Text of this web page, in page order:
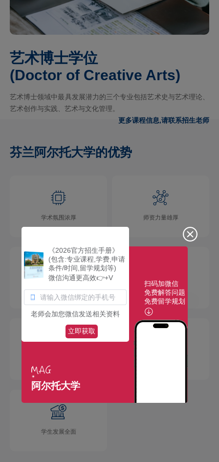
艺术博士学位
(Doctor of Creative Arts)
艺术博士领域中最具发展潜力的三个专业包括艺术史与艺术理论、
艺术创作与实践、艺术与文化管理。
更多课程信息,请联系招生老师
芬兰阿尔托大学的优势
学术氛围浓厚 师资力量雄厚
校园环境优美 社团活动多彩
学生发展全面
《2026官方招生手册》
(包含:专业课程,学费,申请
条件/时间,留学规划等)
微信沟通更高效👉+V
老师会加您微信发送相关资料
立即获取
阿尔托大学
扫码加微信
免费解答问题
免费留学规划